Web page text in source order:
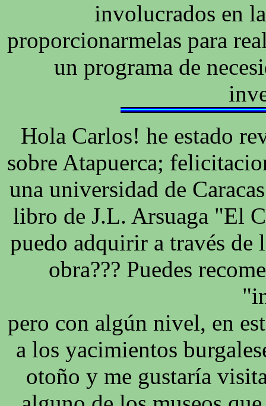
involucrados en
proporcionarmelas para
un programa de
Hola Carlos! he estado
sobre Atapuerca;
una universidad de
libro de J.L. Arsuaga "El
puedo adquirir a través de
obra??? Puedes
pero con algún nivel, en
a los yacimientos
otoño y me gustaría